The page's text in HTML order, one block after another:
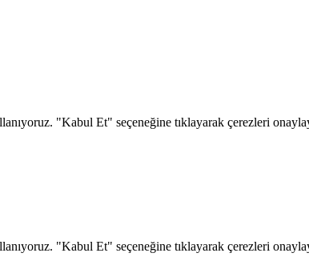
"Kabul Et" seçeneğine tıklayarak çerezleri
"Kabul Et" seçeneğine tıklayarak çerezleri